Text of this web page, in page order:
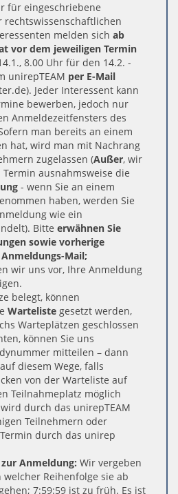
für eingeschriebene
melden sich ab
vor dem jeweiligen Termin
8.00 Uhr für den 14.2. -
unirepTEAM per E-Mail
Jeder Interessent kann
bewerben, jedoch nur
Anmeldezeitfensters des
man bereits an einem
hat, wird man mit Nachrang
zugelassen (Außer, wir
ausnahmsweise die
- wenn Sie an einem
haben, werden Sie
wie ein
Bitte erwähnen Sie
sowie vorherige
Mail;
wir uns vor, Ihre Anmeldung
belegt, können
Warteliste gesetzt werden,
Warteplätzen geschlossen
können Sie uns
mitteilen – dann
diesem Wege, falls
von der Warteliste auf
Teilnahmeplatz möglich
durch das unirepTEAM
Teilnehmern oder
durch das unirep
Anmeldung: Wir vergeben
Reihenfolge sie ab
7:59:59 ist zu früh. Es ist